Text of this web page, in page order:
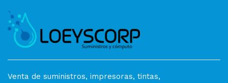
Venta de suministros, impresoras, tintas,